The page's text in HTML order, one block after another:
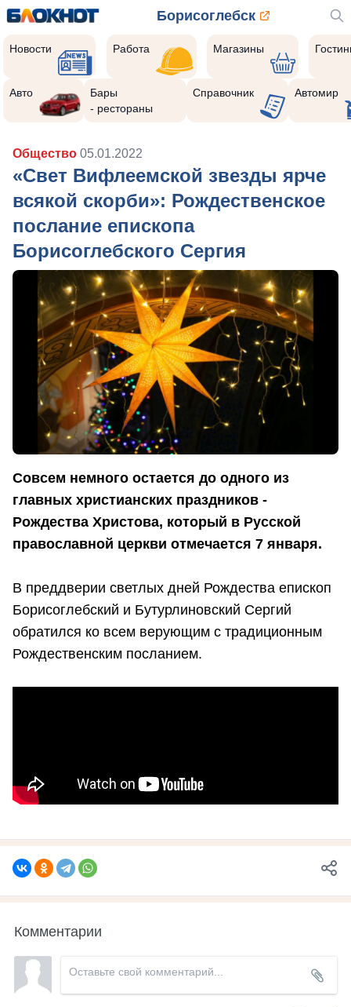
Борисоглебск
Новости Работа Магазины
Авто
Бары
- рестораны
Справочник Автомир
Общество 05.01.2022
«Свет Вифлеемской звезды ярче
всякой скорби»: Рождественское
послание епископа
Борисоглебского Сергия
Совсем немного остается до одного из
главных христианских праздников -
Рождества Христова, который в Русской
православной церкви отмечается 7 января.
В преддверии светлых дней Рождества епископ
Борисоглебский и Бутурлиновский Сергий
обратился ко всем верующим с традиционным
Рождественским посланием.
Комментарии